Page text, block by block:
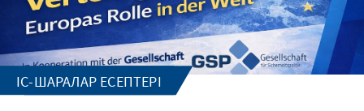
ІС-ШАРАЛАР ЕСЕПТЕРІ